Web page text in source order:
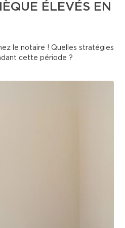
ÉLEVÉS EN
le notaire ! Quelles stratégies
cette période ?